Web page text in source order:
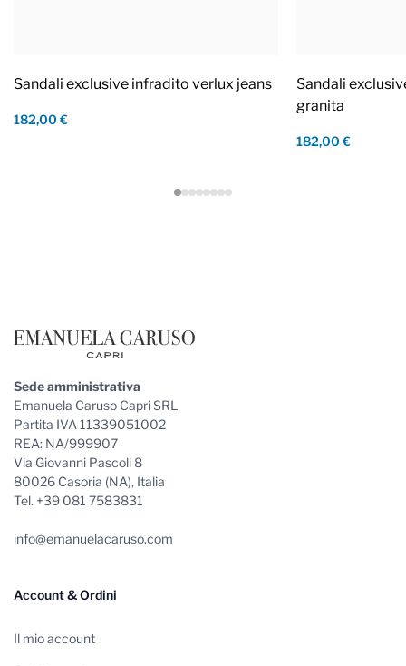
Sandali exclusive infradito verlux jeans
182,00 €
Sandali
granita
182,00 €
Sede amministrativa
Emanuela Caruso Capri SRL
Partita IVA 11339051002
REA: NA/999907
Via Giovanni Pascoli 8
80026 Casoria (NA), Italia
Tel. +39 081 7583831
info@emanuelacaruso.com
Account & Ordini
Il mio account